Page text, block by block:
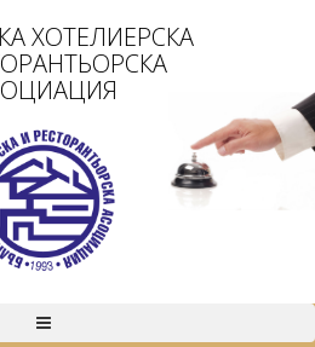
ХОТЕЛИЕРСКА